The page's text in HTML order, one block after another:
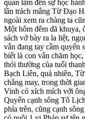
quan tâm đến sự học
lần trách mắng Từ Đạo
ngoài xem ra chàng ta
Một hôm đêm đã khuya,
sách vở bày ra la liệt,
vẫn đang tay cầm quyển
biết là con vẫn chăm
thói thường của tuổi
Bạch Liên, quả nhiên,
chẳng may, trong thời
Vinh có xích mích với
Quyến cạnh sông Tô
phía trên, cũng cạnh